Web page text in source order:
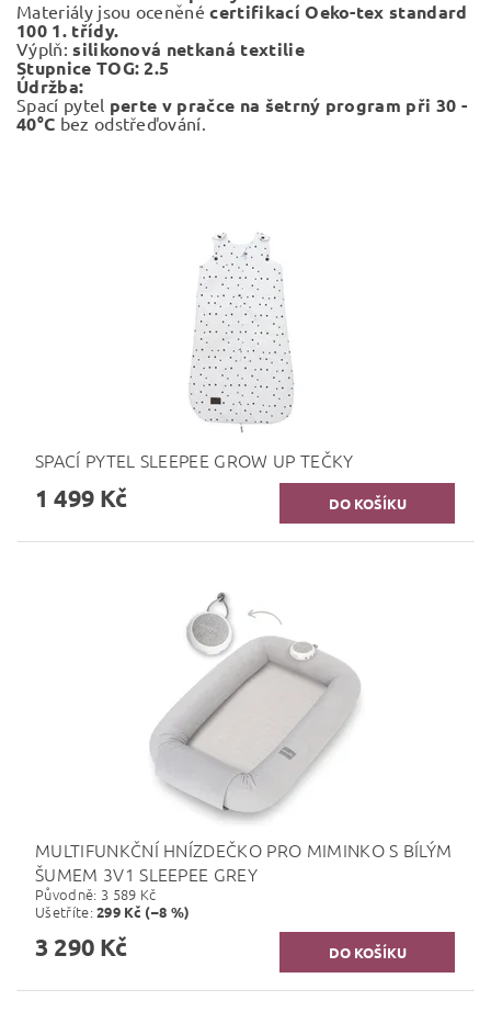
Materiály jsou oceněnécertifikací Oeko-tex standard
100 1. třídy.
Výplň: silikonová netkaná textilie
Stupnice TOG: 2.5
Údržba:
Spací pytel perte v pračce na šetrný program při 30 -
40°C bez odstřeďování.
SPACÍ PYTEL SLEEPEE GROW UP TEČKY
1 499 Kč
MULTIFUNKČNÍ HNÍZDEČKO PRO MIMINKO S BÍLÝM
ŠUMEM 3V1 SLEEPEE GREY
Původně: 3 589 Kč
Ušetříte:299 Kč (–8 %)
3 290 Kč